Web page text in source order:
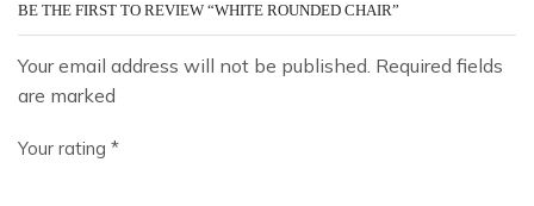
BE THE FIRST TO REVIEW “WHITE ROUNDED CHAIR”
Your email address will not be published. Required fields
are marked
Your rating *